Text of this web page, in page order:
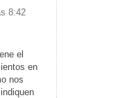
8:42
el
en
nos